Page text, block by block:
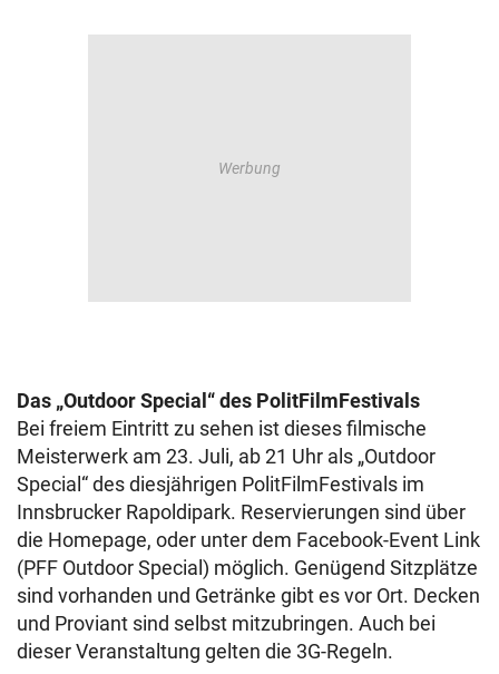
Das „Outdoor Special“ des PolitFilmFestivals
Bei freiem Eintritt zu sehen ist dieses filmische
Meisterwerk am 23. Juli, ab 21 Uhr als „Outdoor
Special“ des diesjährigen PolitFilmFestivals im
Innsbrucker Rapoldipark. Reservierungen sind über
die Homepage, oder unter dem Facebook-Event Link
(PFF Outdoor Special) möglich. Genügend Sitzplätze
sind vorhanden und Getränke gibt es vor Ort. Decken
und Proviant sind selbst mitzubringen. Auch bei
dieser Veranstaltung gelten die 3G-Regeln.